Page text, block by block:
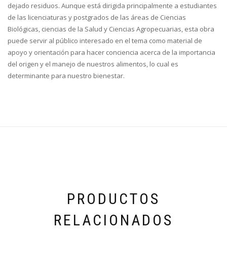
dejado residuos. Aunque está dirigida principalmente a estudiantes
de las licenciaturas y postgrados de las áreas de Ciencias
Biológicas, ciencias de la Salud y Ciencias Agropecuarias, esta obra
puede servir al público interesado en el tema como material de
apoyo y orientación para hacer conciencia acerca de la importancia
del origen y el manejo de nuestros alimentos, lo cual es
determinante para nuestro bienestar.
PRODUCTOS
RELACIONADOS